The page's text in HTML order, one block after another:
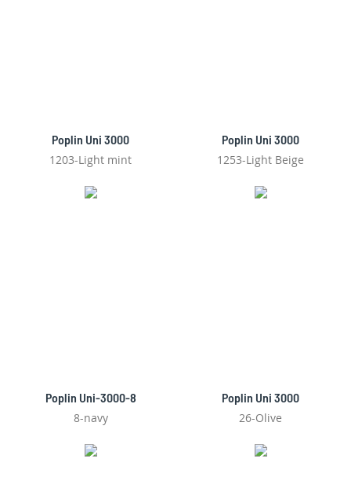
Poplin Uni 3000
1203-Light mint
Poplin Uni 3000
1253-Light Beige
Poplin Uni-3000-8
8-navy
Poplin Uni 3000
26-Olive